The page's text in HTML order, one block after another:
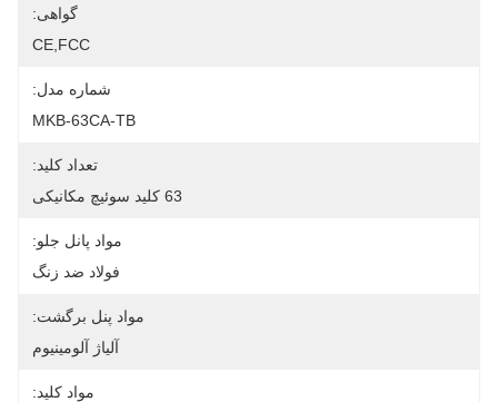
گواهی:
CE,FCC
شماره مدل:
MKB-63CA-TB
تعداد کلید:
63 کلید سوئیچ مکانیکی
مواد پانل جلو:
فولاد ضد زنگ
مواد پنل برگشت:
آلیاژ آلومینیوم
مواد کلید: